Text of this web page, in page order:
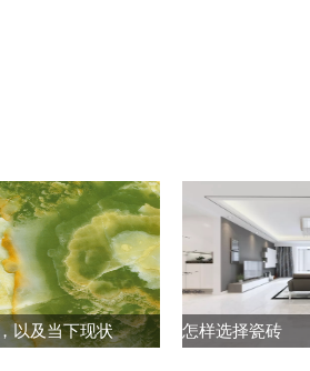
以及当下现状 怎样选择瓷砖